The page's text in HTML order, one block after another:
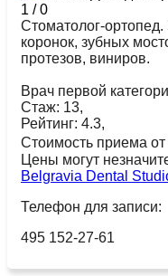
1 /0
Стоматолог-
коронок, зубных
протезов, виниров.
Врач первой
Стаж: 13,
Рейтинг: 4.3,
Стоимость приема от
Цены могут
Belgravia Dental
Телефон для записи:
495 152-27-61